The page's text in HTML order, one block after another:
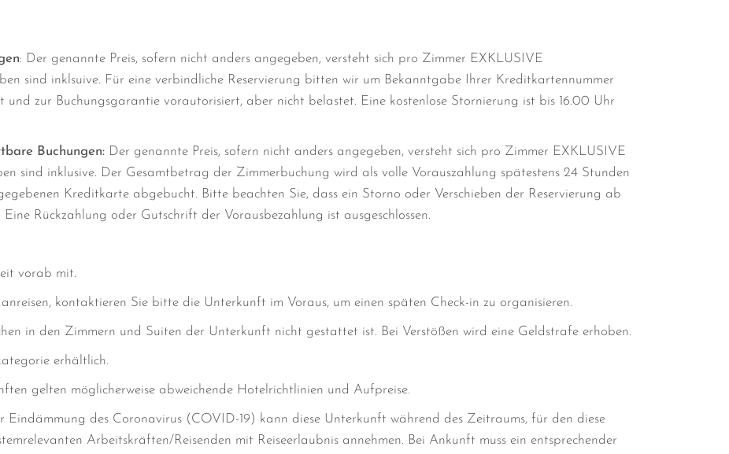
: Der genannte Preis, sofern nicht anders angegeben, versteht sich pro Zimmer EXKLUSIVE
sind inklsuive. Für eine verbindliche Reservierung bitten wir um Bekanntgabe Ihrer Kreditkartennummer
zur Buchungsgarantie vorautorisiert, aber nicht belastet. Eine kostenlose Stornierung ist bis 16.00 Uhr
Buchungen: Der genannte Preis, sofern nicht anders angegeben, versteht sich pro Zimmer EXKLUSIVE
sind inklusive. Der Gesamtbetrag der Zimmerbuchung wird als volle Vorauszahlung spätestens 24 Stunden
Kreditkarte abgebucht. Bitte beachten Sie, dass ein Storno oder Verschieben der Reservierung ab
Rückzahlung oder Gutschrift der Vorausbezahlung ist ausgeschlossen.
vorab mit.
kontaktieren Sie bitte die Unterkunft im Voraus, um einen späten Check-in zu organisieren.
in den Zimmern und Suiten der Unterkunft nicht gestattet ist. Bei Verstößen wird eine Geldstrafe erhoben.
erhältlich.
gelten möglicherweise abweichende Hotelrichtlinien und Aufpreise.
Eindämmung des Coronavirus (COVID-19) kann diese Unterkunft während des Zeitraums, für den diese
Arbeitskräften/Reisenden mit Reiseerlaubnis annehmen. Bei Ankunft muss ein entsprechender